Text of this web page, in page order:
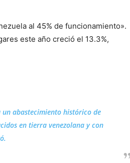
al 45% de funcionamiento».
este año creció el 13.3%,
un abastecimiento histórico de
en tierra venezolana y con